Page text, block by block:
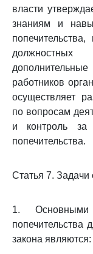
власти
знаниям и
работников
осуществляет
по вопросам
и контроль за
попечительства.
Статья 7. Задачи
1.
попечительства
закона являются: